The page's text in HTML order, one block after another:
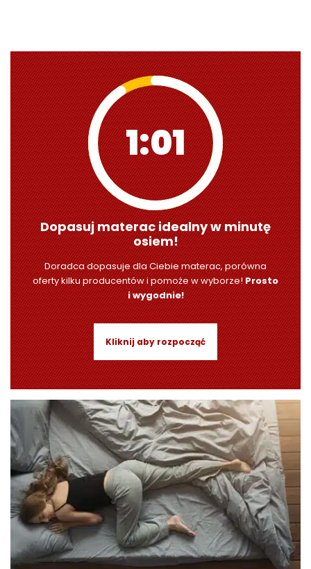
0:59
Dopasuj materac idealny w minutę
osiem!
Doradca dopasuje dla Ciebie materac, porówna
oferty kilku producentów i pomoże w wyborze!Prosto
i wygodnie!
Kliknij aby rozpocząć